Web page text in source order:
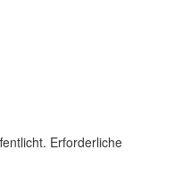
Erforderliche